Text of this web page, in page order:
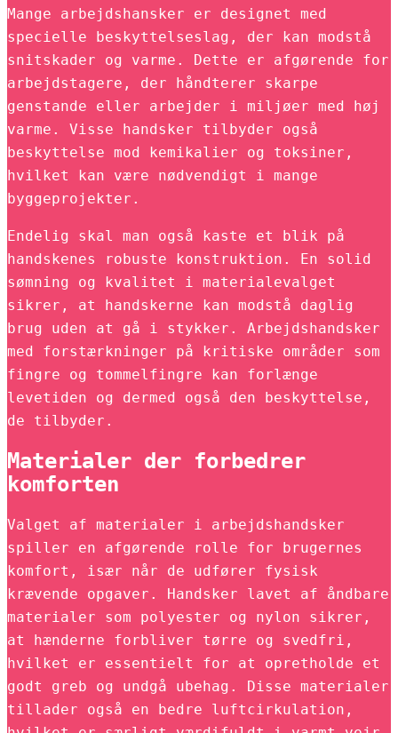
Mange arbejdshansker er designet med
specielle beskyttelseslag, der kan modstå
snitskader og varme. Dette er afgørende for
arbejdstagere, der håndterer skarpe
genstande eller arbejder i miljøer med høj
varme. Visse handsker tilbyder også
beskyttelse mod kemikalier og toksiner,
hvilket kan være nødvendigt i mange
byggeprojekter.
Endelig skal man også kaste et blik på
handskenes robuste konstruktion. En solid
sømning og kvalitet i materialevalget
sikrer, at handskerne kan modstå daglig
brug uden at gå i stykker. Arbejdshandsker
med forstærkninger på kritiske områder som
fingre og tommelfingre kan forlænge
levetiden og dermed også den beskyttelse,
de tilbyder.
Materialer der forbedrer
komforten
Valget af materialer i arbejdshandsker
spiller en afgørende rolle for brugernes
komfort, især når de udfører fysisk
krævende opgaver. Handsker lavet af åndbare
materialer som polyester og nylon sikrer,
at hænderne forbliver tørre og svedfri,
hvilket er essentielt for at opretholde et
godt greb og undgå ubehag. Disse materialer
tillader også en bedre luftcirkulation,